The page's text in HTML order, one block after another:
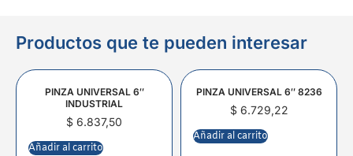
Productos que te pueden interesar
PINZA UNIVERSAL 6″
INDUSTRIAL
$ 6.837,50
Añadir al carrito
PINZA UNIVERSAL 6″ 8236
$6.729,22
Añadir al carrito